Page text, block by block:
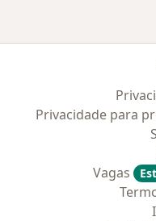
Privacidade para
Vagas